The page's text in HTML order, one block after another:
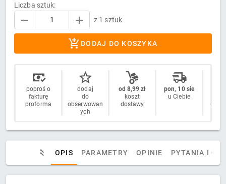
Liczba sztuk:
z 1 sztuk
DODAJ DO KOSZYKA
poproś o
fakturę
proforma
dodaj
do
obserwowan
ych
od 8,99 zł
koszt
dostawy
pon, 10 sie
u Ciebie
OPIS PARAMETRY OPINIE PYTANIA I